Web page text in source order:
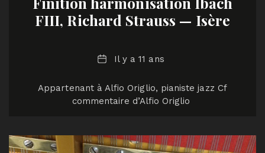
FIII, Richard Strauss — Isère
DateIl y a 11 ans
Appartenant à Alfio Origlio, pianiste jazz Cf
commentaire d’Alfio Origlio